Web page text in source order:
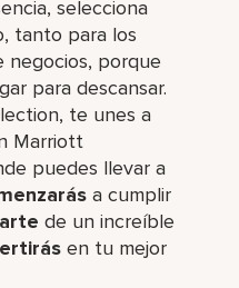
selecciona
tanto para los
negocios, porque
para descansar.
te unes a
Marriott
puedes llevar a
a cumplir
de un increíble​
en tu mejor